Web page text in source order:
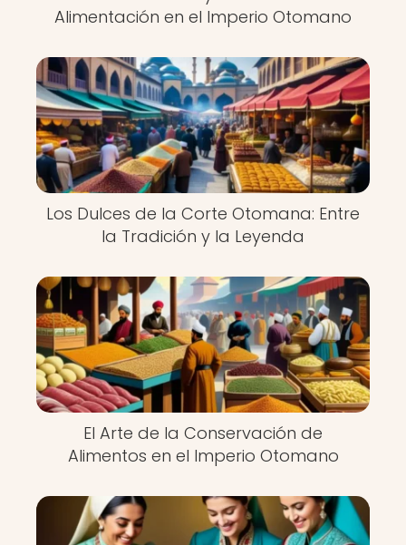
Alimentación en el Imperio Otomano
Los Dulces de la Corte Otomana: Entre
la Tradición y la Leyenda
El Arte de la Conservación de
Alimentos en el Imperio Otomano